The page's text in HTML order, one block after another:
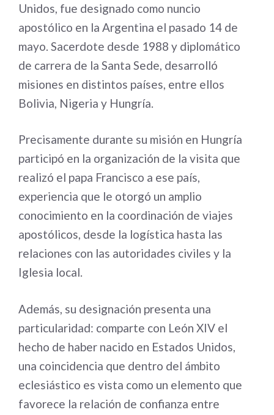
Unidos, fue designado como nuncio
apostólico en la Argentina el pasado 14 de
mayo. Sacerdote desde 1988 y diplomático
de carrera de la Santa Sede, desarrolló
misiones en distintos países, entre ellos
Bolivia, Nigeria y Hungría.
Precisamente durante su misión en Hungría
participó en la organización de la visita que
realizó el papa Francisco a ese país,
experiencia que le otorgó un amplio
conocimiento en la coordinación de viajes
apostólicos, desde la logística hasta las
relaciones con las autoridades civiles y la
Iglesia local.
Además, su designación presenta una
particularidad: comparte con León XIV el
hecho de haber nacido en Estados Unidos,
una coincidencia que dentro del ámbito
eclesiástico es vista como un elemento que
favorece la relación de confianza entre